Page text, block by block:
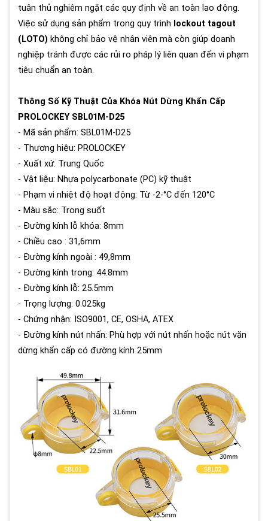
tuân thủ nghiêm ngặt các quy định về an toàn lao động.
Việc sử dụng sản phẩm trong quy trình lockout tagout
(LOTO) không chỉ bảo vệ nhân viên mà còn giúp doanh
nghiệp tránh được các rủi ro pháp lý liên quan đến vi phạm
tiêu chuẩn an toàn.
Thông Số Kỹ Thuật Của Khóa Nút Dừng Khẩn Cấp
PROLOCKEY SBL01M-D25
- Mã sản phẩm: SBL01M-D25
- Thương hiệu: PROLOCKEY
- Xuất xứ: Trung Quốc
- Vật liệu: Nhựa polycarbonate (PC) kỹ thuật
- Phạm vi nhiệt độ hoạt động: Từ -2-°C đến 120°C
- Màu sắc: Trong suốt
- Đường kính lỗ khóa: 8mm
- Chiều cao : 31,6mm
- Đường kính ngoài : 49,8mm
- Đường kính trong: 44.8mm
- Đường kính lỗ: 25.5mm
- Trọng lượng: 0.025kg
- Chứng nhận: ISO9001, CE, OSHA, ATEX
- Đường kính nút nhấn: Phù hợp với nút nhấn hoặc nút vặn
dừng khẩn cấp có đường kính 25mm